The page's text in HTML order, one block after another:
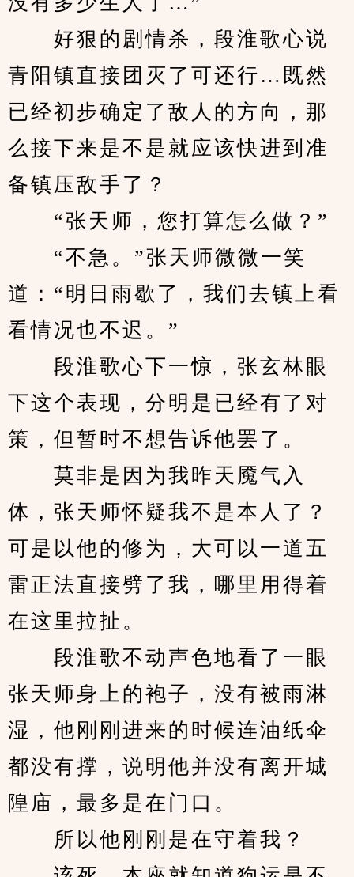
好狠的剧情杀，段淮歌心说
青阳镇直接团灭了可还行…既然
已经初步确定了敌人的方向，那
么接下来是不是就应该快进到准
备镇压敌手了？
“张天师，您打算怎么做？”
“不急。”张天师微微一笑
道：“明日雨歇了，我们去镇上看
看情况也不迟。”
段淮歌心下一惊，张玄林眼
下这个表现，分明是已经有了对
策，但暂时不想告诉他罢了。
莫非是因为我昨天魇气入
体，张天师怀疑我不是本人了？
可是以他的修为，大可以一道五
雷正法直接劈了我，哪里用得着
在这里拉扯。
段淮歌不动声色地看了一眼
张天师身上的袍子，没有被雨淋
湿，他刚刚进来的时候连油纸伞
都没有撑，说明他并没有离开城
隍庙，最多是在门口。
所以他刚刚是在守着我？